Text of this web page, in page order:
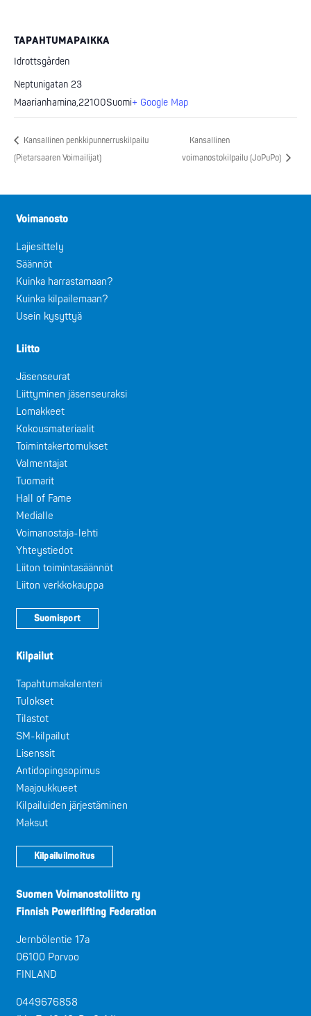
TAPAHTUMAPAIKKA
Idrottsgården
Neptunigatan 23
Maarianhamina,22100Suomi+ Google Map
Kansallinen penkkipunnerruskilpailu
(Pietarsaaren Voimailijat)
Kansallinen
voimanostokilpailu (JoPuPo)
Voimanosto
Lajiesittely
Säännöt
Kuinka harrastamaan?
Kuinka kilpailemaan?
Usein kysyttyä
Liitto
Jäsenseurat
Liittyminen jäsenseuraksi
Lomakkeet
Kokousmateriaalit
Toimintakertomukset
Valmentajat
Tuomarit
Hall of Fame
Medialle
Voimanostaja-lehti
Yhteystiedot
Liiton toimintasäännöt
Liiton verkkokauppa
Suomisport
Kilpailut
Tapahtumakalenteri
Tulokset
Tilastot
SM-kilpailut
Lisenssit
Antidopingsopimus
Maajoukkueet
Kilpailuiden järjestäminen
Maksut
Kilpailuilmoitus
Suomen Voimanostoliitto ry
Finnish Powerlifting Federation
Jernbölentie 17a
06100 Porvoo
FINLAND
0449676858